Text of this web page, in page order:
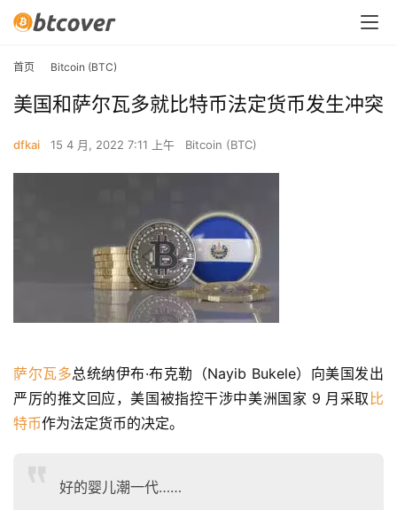
首页 Bitcoin (BTC)
美国和萨尔瓦多就比特币法定货币发生冲突
dfkai 15 4 月, 2022 7:11 上午 Bitcoin (BTC)
萨尔瓦多总统纳伊布·布克勒（Nayib Bukele）向美国发出
严厉的推文回应，美国被指控干涉中美洲国家 9 月采取 比
特币作为法定货币的决定。
好的婴儿潮一代……